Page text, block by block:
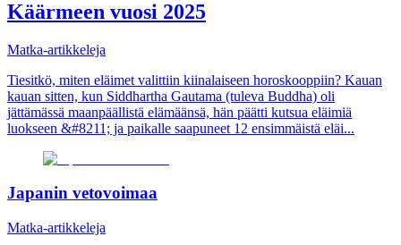
Käärmeen vuosi 2025
Matka-artikkeleja
Tiesitkö, miten eläimet valittiin kiinalaiseen horoskooppiin? Kauan
kauan sitten, kun Siddhartha Gautama (tuleva Buddha) oli
jättämässä maanpäällistä elämäänsä, hän päätti kutsua eläimiä
luokseen &#8211; ja paikalle saapuneet 12 ensimmäistä eläi...
Japanin vetovoimaa
Matka-artikkeleja